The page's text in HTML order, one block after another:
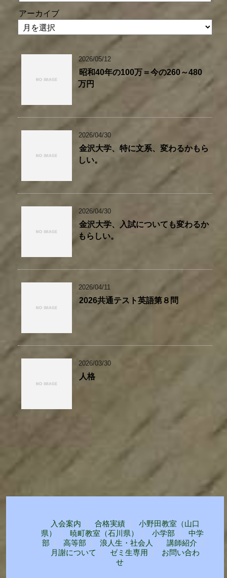
アーカイブ
2026/05/12
昭和40年の100万＝今の260～480
万円
2026/04/30
金沢大学、特に文系、変わるかもら
しい。
2026/04/30
金沢大学、入試についても変わるか
もらしい。
2026/04/11
2026共通テスト英語第８問
2026/03/30
人格
入会案内 合格実績
小野田教室（山口
県）
暁町教室（石川県） 小学部
中学
部
高等部 浪人生・社会人
講師紹介
月謝について
ゼミ生専用
お問い合わ
せ